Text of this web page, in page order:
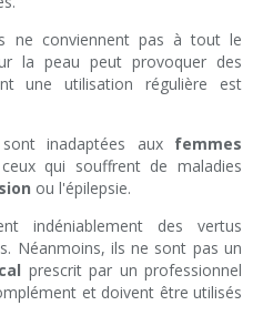
ne conviennent pas à tout le
la peau peut provoquer des
une utilisation régulière est
inadaptées aux femmes
qui souffrent de maladies
ou l'épilepsie.
indéniablement des vertus
Néanmoins, ils ne sont pas un
prescrit par un professionnel
et doivent être utilisés